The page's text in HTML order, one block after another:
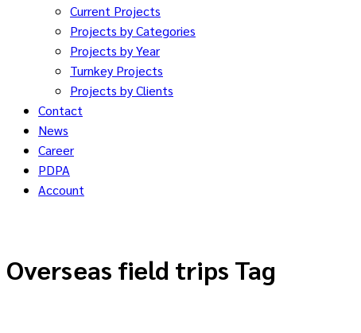
Current Projects
Projects by Categories
Projects by Year
Turnkey Projects
Projects by Clients
Contact
News
Career
PDPA
Account
Overseas field trips Tag